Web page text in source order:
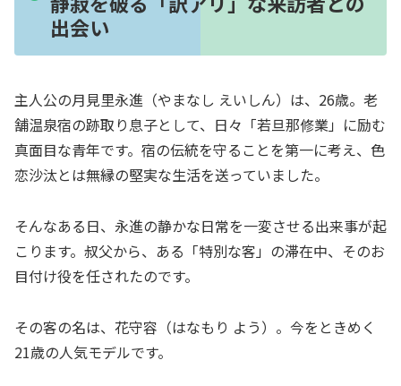
出会い
主人公の月見里永進（やまなし えいしん）は、26歳。老
舗温泉宿の跡取り息子として、日々「若旦那修業」に励む
真面目な青年です。宿の伝統を守ることを第一に考え、色
恋沙汰とは無縁の堅実な生活を送っていました。
そんなある日、永進の静かな日常を一変させる出来事が起
こります。叔父から、ある「特別な客」の滞在中、そのお
目付け役を任されたのです。
その客の名は、花守容（はなもり よう）。今をときめく
21歳の人気モデルです。